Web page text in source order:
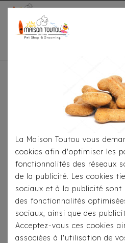
Pour Les
Hunter Rocky
La Maison Toutou vous
cookies afin d'optimiser les
fonctionnalités des réseaux
de la publicité. Les cookies
sociaux et à la publicité
des fonctionnalités
sociaux, ainsi que des
Acceptez-vous ces cookies
associées à l'utilisation de